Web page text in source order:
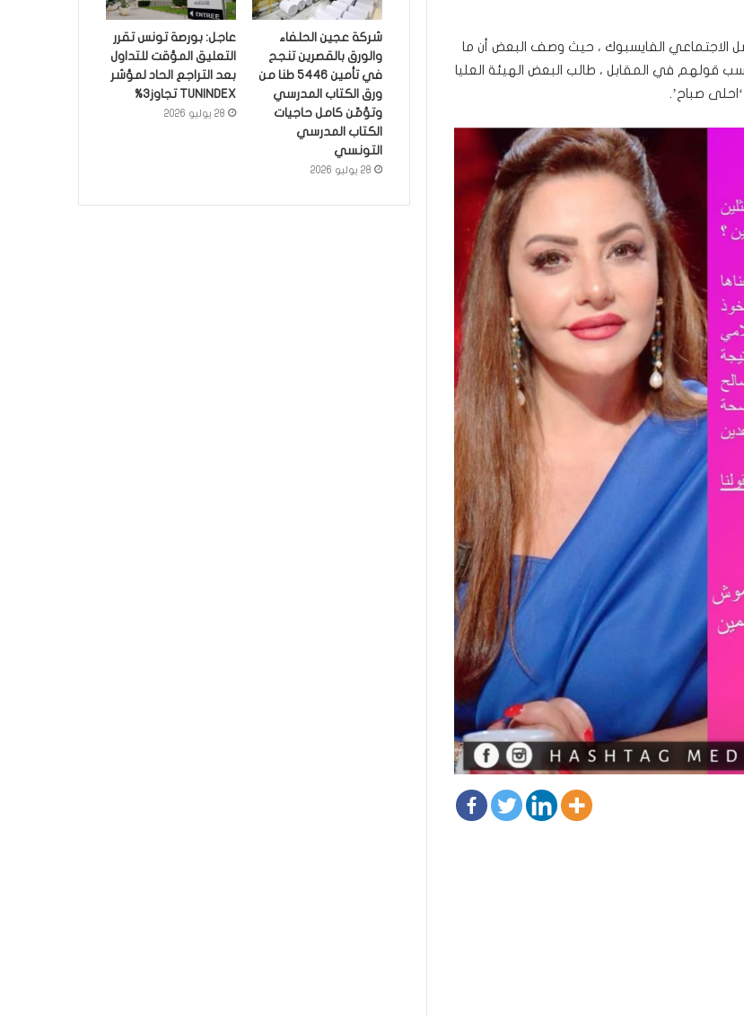
الاجتماعي الفايسبوك ، حيث وصف البعض أن ما
قولهم في المقابل ، طالب البعض الهيئة العليا
صباح’.
شركة عجين الحلفاء
والورق بالقصرين تنجح
في تأمين 5446 طنا من
ورق الكتاب المدرسي
وتؤمّن كامل حاجيات
الكتاب المدرسي
التونسي
28 يوليو 2026
عاجل: بورصة تونس تقرر
التعليق المؤقت للتداول
بعد التراجع الحاد لمؤشر
TUNINDEX تجاوز3%
28 يوليو 2026